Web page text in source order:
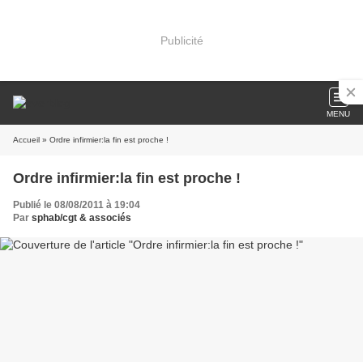
Publicité
MENU
Accueil » Ordre infirmier:la fin est proche !
Ordre infirmier:la fin est proche !
Publié le 08/08/2011 à 19:04
Par sphab/cgt & associés